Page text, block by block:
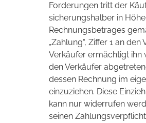
Forderungen tritt der
sicherungshalber in
Rechnungsbetrages
„Zahlung“, Ziffer 1 an
Verkäufer ermächtigt ihn
den Verkäufer
dessen Rechnung im
einzuziehen. Diese
kann nur widerrufen
seinen